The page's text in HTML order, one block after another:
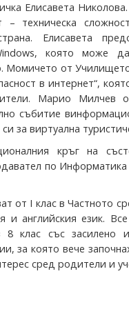
Елисавета
– техническа
Елисавета
която може
Момичето от
в интернет“,
Марио Милчев
събитие
за виртуална
кръг на
по
от I клас в Частното
и английския език.
8 клас със засилено
за която вече
сред родители и